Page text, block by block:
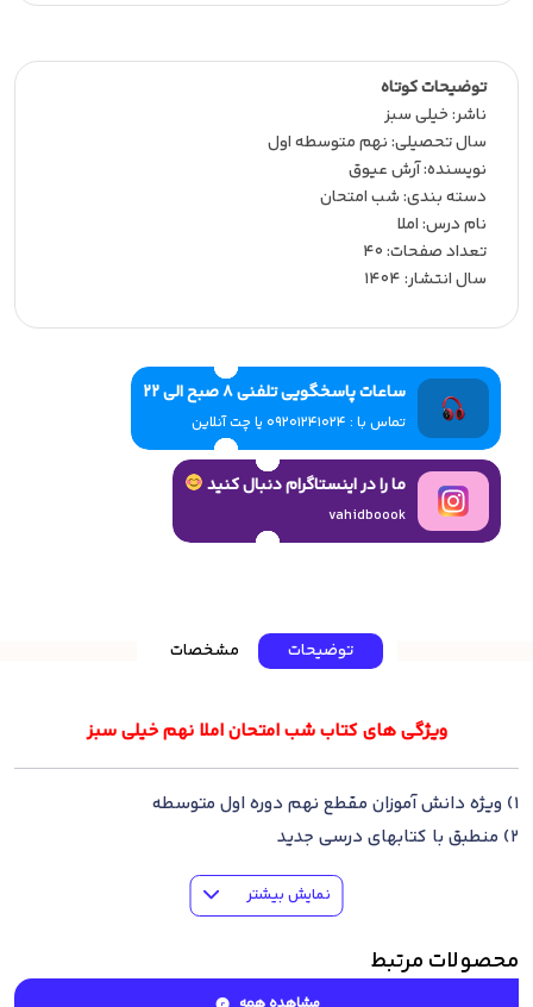
توضیحات کوتاه
ناشر:‌ خیلی سبز
سال تحصیلی:‌ نهم متوسطه اول
نویسنده:‌ آرش عیوق
دسته بندی: شب امتحان
نام درس: املا
تعداد صفحات:‌ 40
سال انتشار:‌ 1404
ساعات پاسخگویی تلفنی 8 صبح الی 22
تماس با : 09201241024 یا چت آنلاین
ما را در اینستاگرام دنبال کنید
vahidboook
توضیحات مشخصات
ویژگی های کتاب شب امتحان املا نهم خیلی سبز
1) ویژه دانش آموزان مقطع نهم دوره اول متوسطه
2) منطبق با کتابهای درسی جدید
6) شامل پاسخ نامه تشریحی برای کلیه سوالات
نمایش بیشتر
محصولات مرتبط